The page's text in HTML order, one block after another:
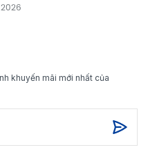
khuyến mãi mới nhất của